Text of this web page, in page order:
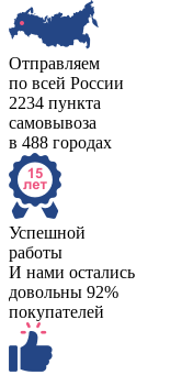
Отправляем
по всей России
2234 пункта
самовывоза
в 488 городах
Успешной
работы
И нами остались
довольны 92%
покупателей